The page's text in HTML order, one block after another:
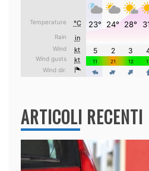
ARTICOLI RECENTI